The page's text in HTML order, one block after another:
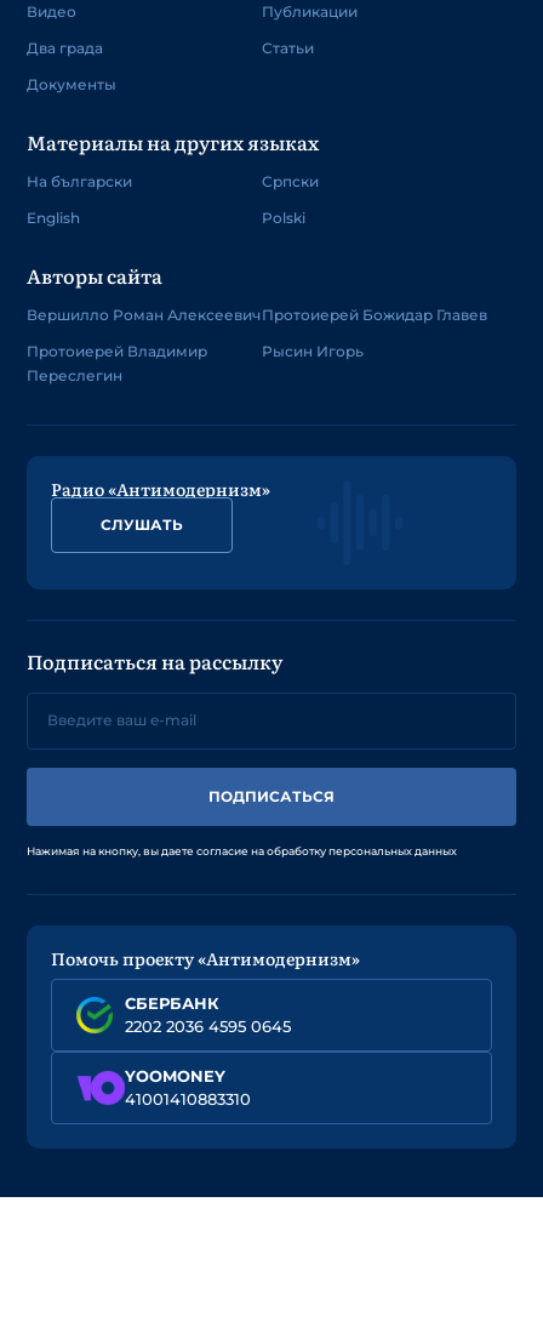
Видео
Два града
Документы
Публикации
Статьи
Материалы на других языках
На български
English
Српски
Polski
Авторы сайта
Вершилло Роман Алексеевич
Протоиерей Владимир
Переслегин
Протоиерей Божидар Главев
Рысин Игорь
Радио «Антимодернизм»
СЛУШАТЬ
Подписаться на рассылку
ПОДПИСАТЬСЯ
Нажимая на кнопку, вы даете согласие на обработку персональных данных
Помочь проекту «Антимодернизм»
СБЕРБАНК
2202 2036 4595 0645
YOOMONEY
41001410883310